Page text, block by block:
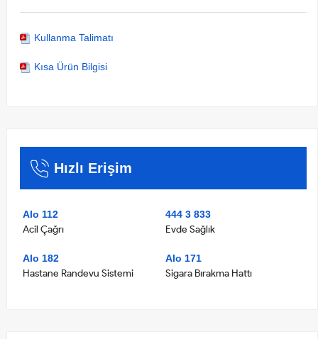
Kullanma Talimatı
Kısa Ürün Bilgisi
Hızlı Erişim
Alo 112
Acil Çağrı
444 3 833
Evde Sağlık
Alo 182
Hastane Randevu Sistemi
Alo 171
Sigara Bırakma Hattı